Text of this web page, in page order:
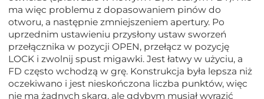
ma więc problemu z dopasowaniem pinów do
otworu, a następnie zmniejszeniem apertury. Po
uprzednim ustawieniu przysłony ustaw sworzeń
przełącznika w pozycji OPEN, przełącz w pozycję
LOCK i zwolnij spust migawki. Jest łatwy w użyciu, a
FD często wchodzą w grę. Konstrukcja była lepsza niż
oczekiwano i jest nieskończona liczba punktów, więc
nie ma żadnych skarg, ale gdybym musiał wyrazić